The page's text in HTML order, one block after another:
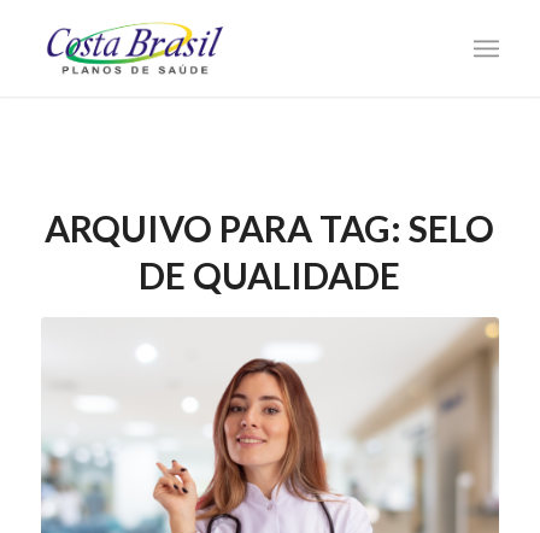
ARQUIVO PARA TAG:SELO
DE QUALIDADE